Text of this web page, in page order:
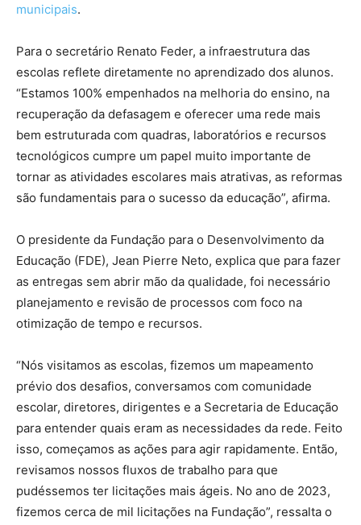
municipais.
Para o secretário Renato Feder, a infraestrutura das
escolas reflete diretamente no aprendizado dos alunos.
“Estamos 100% empenhados na melhoria do ensino, na
recuperação da defasagem e oferecer uma rede mais
bem estruturada com quadras, laboratórios e recursos
tecnológicos cumpre um papel muito importante de
tornar as atividades escolares mais atrativas, as reformas
são fundamentais para o sucesso da educação”, afirma.
O presidente da Fundação para o Desenvolvimento da
Educação (FDE), Jean Pierre Neto, explica que para fazer
as entregas sem abrir mão da qualidade, foi necessário
planejamento e revisão de processos com foco na
otimização de tempo e recursos.
“Nós visitamos as escolas, fizemos um mapeamento
prévio dos desafios, conversamos com comunidade
escolar, diretores, dirigentes e a Secretaria de Educação
para entender quais eram as necessidades da rede. Feito
isso, começamos as ações para agir rapidamente. Então,
revisamos nossos fluxos de trabalho para que
pudéssemos ter licitações mais ágeis. No ano de 2023,
fizemos cerca de mil licitações na Fundação”, ressalta o